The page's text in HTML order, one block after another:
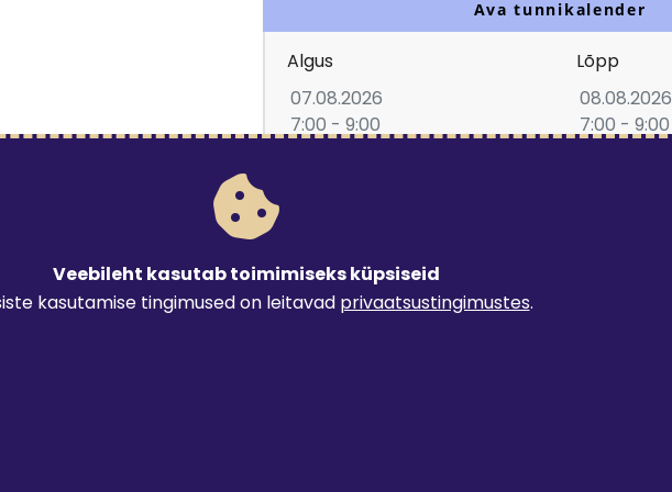
Ava tunnikalender
Algus
07.08.2026
7:00 - 9:00
Lõpp
08.08.2026
7:00 - 9:00
2.29€
Veebileht kasutab toimimiseks küpsiseid
kasutamise tingimused on leitavad privaatsustingimustes.